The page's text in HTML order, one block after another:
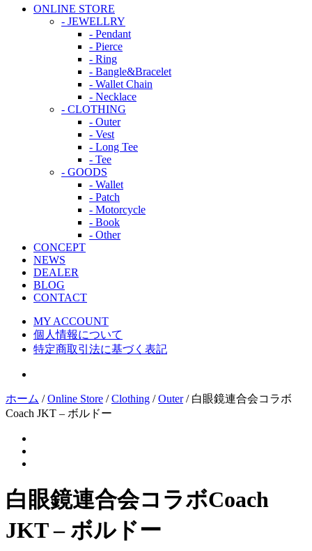
ONLINE STORE
- JEWELLRY
- Pendant
- Pierce
- Ring
- Bangle&Bracelet
- Wallet Chain
- Necklace
- CLOTHING
- Outer
- Vest
- Long Tee
- Tee
- GOODS
- Wallet
- Patch
- Motorcycle
- Book
- Other
CONCEPT
NEWS
DEALER
BLOG
CONTACT
MY ACCOUNT
個人情報について
特定商取引法に基づく表記
ホーム /Online Store /Clothing /Outer/ 白眼鏡連合会コラボ
Coach JKT – ボルドー
白眼鏡連合会コラボCoach
JKT – ボルドー